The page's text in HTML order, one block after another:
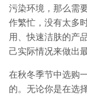
污染环境，那么需
作繁忙，没有太多
用、快速洁肤的产
己实际情况来做出
在秋冬季节中选购
的。无论你是在选